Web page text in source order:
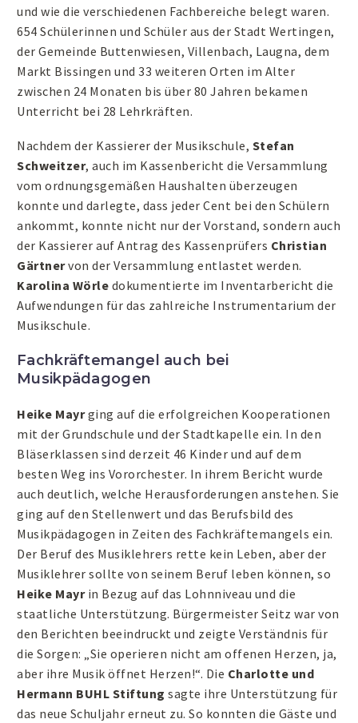
und wie die verschiedenen Fachbereiche belegt waren.
654 Schülerinnen und Schüler aus der Stadt Wertingen,
der Gemeinde Buttenwiesen, Villenbach, Laugna, dem
Markt Bissingen und 33 weiteren Orten im Alter
zwischen 24 Monaten bis über 80 Jahren bekamen
Unterricht bei 28 Lehrkräften.
Nachdem der Kassierer der Musikschule, Stefan
Schweitzer, auch im Kassenbericht die Versammlung
vom ordnungsgemäßen Haushalten überzeugen
konnte und darlegte, dass jeder Cent bei den Schülern
ankommt, konnte nicht nur der Vorstand, sondern auch
der Kassierer auf Antrag des Kassenprüfers Christian
Gärtnervon der Versammlung entlastet werden.
Karolina Wörle dokumentierte im Inventarbericht die
Aufwendungen für das zahlreiche Instrumentarium der
Musikschule.
Fachkräftemangel auch bei
Musikpädagogen
Heike Mayrging auf die erfolgreichen Kooperationen
mit der Grundschule und der Stadtkapelle ein. In den
Bläserklassen sind derzeit 46 Kinder und auf dem
besten Weg ins Vororchester. In ihrem Bericht wurde
auch deutlich, welche Herausforderungen anstehen. Sie
ging auf den Stellenwert und das Berufsbild des
Musikpädagogen in Zeiten des Fachkräftemangels ein.
Der Beruf des Musiklehrers rette kein Leben, aber der
Musiklehrer sollte von seinem Beruf leben können, so
Heike Mayrin Bezug auf das Lohnniveau und die
staatliche Unterstützung. Bürgermeister Seitz war von
den Berichten beeindruckt und zeigte Verständnis für
die Sorgen: „Sie operieren nicht am offenen Herzen, ja,
aber ihre Musik öffnet Herzen!“. Die Charlotte und
Hermann BUHL Stiftung sagte ihre Unterstützung für
das neue Schuljahr erneut zu. So konnten die Gäste und